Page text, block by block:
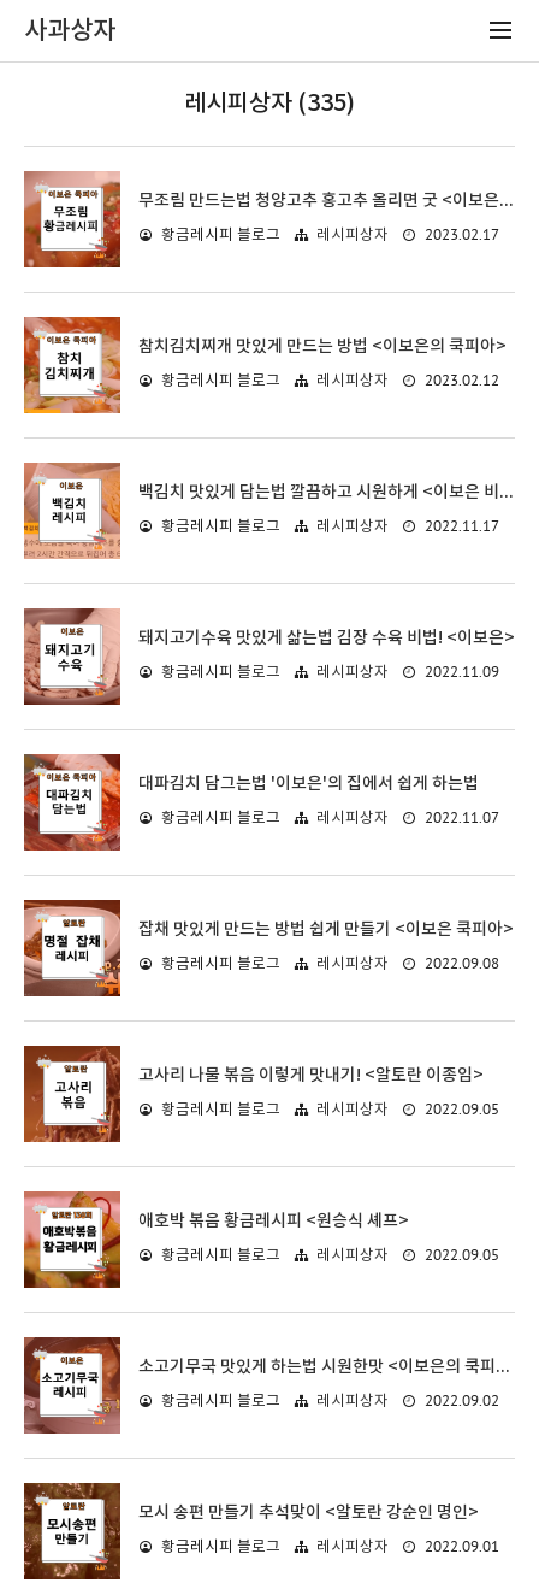
사과상자
레시피상자 (335)
무조림 만드는법 청양고추 홍고추 올리면 굿 <이보은 쿡피아>
황금레시피 블로그 레시피상자 2023.02.17
참치김치찌개 맛있게 만드는 방법 <이보은의 쿡피아>
황금레시피 블로그 레시피상자 2023.02.12
백김치 맛있게 담는법 깔끔하고 시원하게 <이보은 비법>
황금레시피 블로그 레시피상자 2022.11.17
돼지고기수육 맛있게 삶는법 김장 수육 비법! <이보은>
황금레시피 블로그 레시피상자 2022.11.09
대파김치 담그는법 '이보은'의 집에서 쉽게 하는법
황금레시피 블로그 레시피상자 2022.11.07
잡채 맛있게 만드는 방법 쉽게 만들기 <이보은 쿡피아>
황금레시피 블로그 레시피상자 2022.09.08
고사리 나물 볶음 이렇게 맛내기! <알토란 이종임>
황금레시피 블로그 레시피상자 2022.09.05
애호박 볶음 황금레시피 <원승식 셰프>
황금레시피 블로그 레시피상자 2022.09.05
소고기무국 맛있게 하는법 시원한맛 <이보은의 쿡피아>
황금레시피 블로그 레시피상자 2022.09.02
모시 송편 만들기 추석맞이 <알토란 강순인 명인>
황금레시피 블로그 레시피상자 2022.09.01